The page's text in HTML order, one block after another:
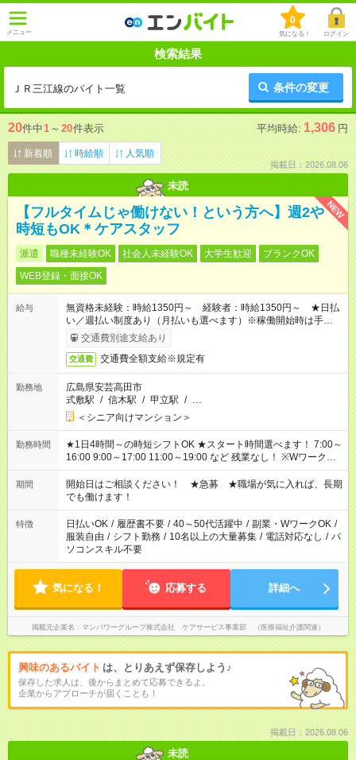
メニュー
0
気になる！ ログイン
検索結果
ＪＲ三江線のバイト一覧 条件の変更
20件中1 ～ 20件表示 平均時給: 1,306 円
新着順 時給順 人気順
掲載日：2026.08.06
未読
NEW
【フルタイムじゃ働けない！という方へ】週2や
時短もOK＊ケアスタッフ
派遣 職種未経験OK 社会人未経験OK 大学生歓迎
ブランクOK
WEB登録・面接OK
給与
無資格未経験：時給1350円～ 経験者：時給1350円～ ★日払
い／週払い制度あり（月払いも選べます）※稼働開始時は手続き
完了次第のお支払いとなります。
交通費別途支給あり
交通費 交通費全額支給※規定有
勤務地
広島県安芸高田市
式敷駅 / 信木駅 / 甲立駅 / …
＜シニア向けマンション＞
勤務時間
★1日4時間～の時短シフトOK ★スタート時間選べます！ 7:00～
16:00 9:00～17:00 11:00～19:00 など 残業なし！ ※Wワークの
場合、他のお仕事と合わせ週40時間超の就業はご案内できませ
ん ※法令に基づき、週20時間以上勤務は社会保険への加入対象
となります ※労働者派遣法（日雇い派遣の原則禁止）により、
短時間・短期間の就業はご案内が難しい場合があります
期間
開始日はご相談ください！ ★急募 ★職場が気に入れば、長期
でも働けます！
特徴 日払いOK / 履歴書不要 / 40～50代活躍中 / 副業・WワークOK /
服装自由 / シフト勤務 / 10名以上の大量募集 / 電話対応なし / パ
ソコンスキル不要
気になる！ 応募する 詳細へ
掲載元企業名 マンパワーグループ株式会社 ケアサービス事業部 （医療福祉介護関連）
興味のあるバイト は、とりあえず保存しよう♪
保存した求人は、後からまとめて応募できるよ。
企業からアプローチが届くことも！
掲載日：2026.08.06
未読